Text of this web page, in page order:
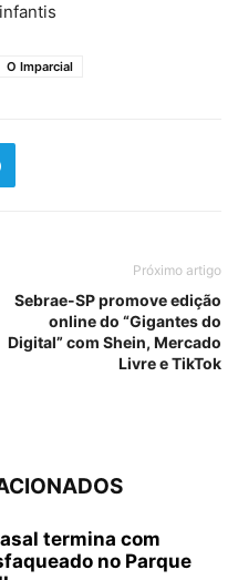
O Imparcial
Próximo artigo
Sebrae-SP promove edição
online do “Gigantes do
Digital” com Shein, Mercado
Livre e TikTok
termina com
no Parque